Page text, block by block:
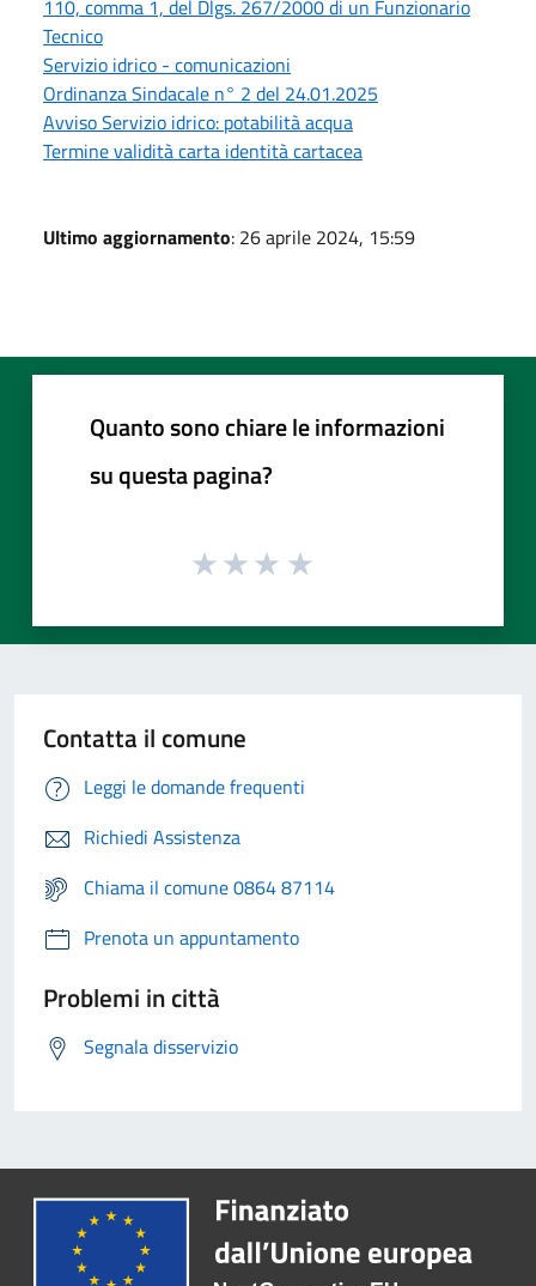
110, comma 1, del Dlgs. 267/2000 di un Funzionario
Tecnico
Servizio idrico - comunicazioni
Ordinanza Sindacale n° 2 del 24.01.2025
Avviso Servizio idrico: potabilità acqua
Termine validità carta identità cartacea
Ultimo aggiornamento: 26 aprile 2024, 15:59
Quanto sono chiare le informazioni
su questa pagina?
Contatta il comune
Leggi le domande frequenti
Richiedi Assistenza
Chiama il comune 0864 87114
Prenota un appuntamento
Problemi in città
Segnala disservizio